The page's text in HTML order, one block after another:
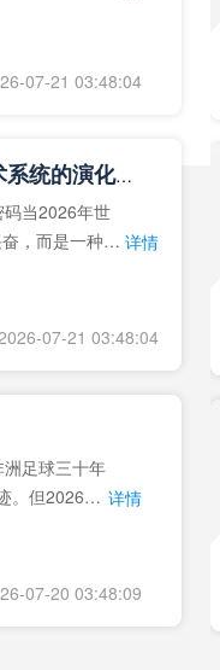
07-21 03:48:04
**从熵增到自组织：2026世界杯小组赛战术系统的演化密码**
当2026年世
，而是一种深 详情
07-21 03:48:04
足球三十年
。但2026年 详情
07-20 03:48:09